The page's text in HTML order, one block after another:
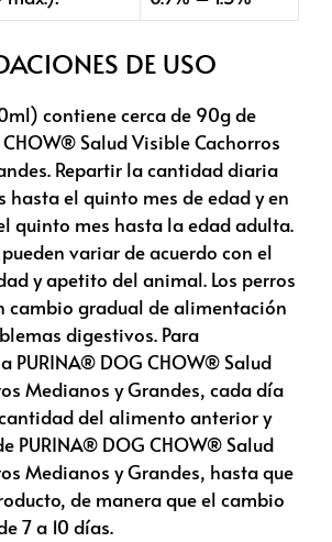
DE USO
contiene cerca de 90g de
Salud Visible Cachorros
Repartir la cantidad diaria
hasta el quinto mes de edad y en
quinto mes hasta la edad adulta.
variar de acuerdo con el
y apetito del animal. Los perros
cambio gradual de alimentación
digestivos. Para
PURINA® DOG CHOW® Salud
Medianos y Grandes, cada día
del alimento anterior y
PURINA® DOG CHOW® Salud
Medianos y Grandes, hasta que
de manera que el cambio
7 a 10 días.